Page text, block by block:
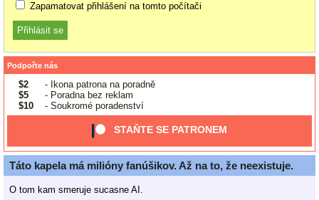
Zapamatovat přihlášení na tomto počítači
Podpořte nás
$2
- Ikona patrona na poradně
$5
- Poradna bez reklam
$10
- Soukromé poradenství
STAŇTE SE PATRONEM
Táto kapela má milióny fanúšikov. Až na to, že neexistuje.
O tom kam smeruje sucasne AI.